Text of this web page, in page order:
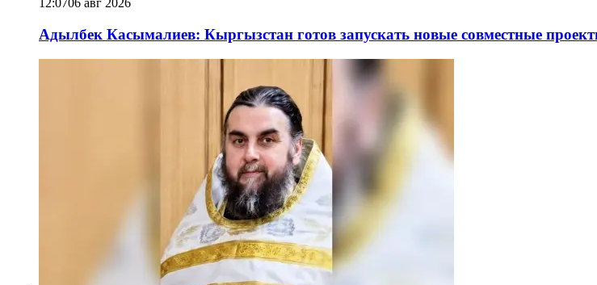
12:0706 авг 2026
Адылбек Касымалиев: Кыргызстан готов запускать новые совместные